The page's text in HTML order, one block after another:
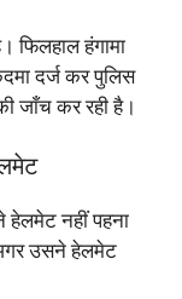
फिलहाल हंगामा
दर्ज कर पुलिस
जाँच कर रही है।
हेलमेट नहीं पहना
उसने हेलमेट